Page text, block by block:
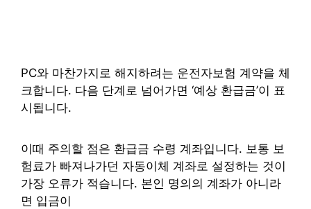
PC와 마찬가지로 해지하려는 운전자보험 계약을 체
크합니다. 다음 단계로 넘어가면 ‘예상 환급금’이 표
시됩니다.
이때 주의할 점은 환급금 수령 계좌입니다. 보통 보
험료가 빠져나가던 자동이체 계좌로 설정하는 것이
가장 오류가 적습니다. 본인 명의의 계좌가 아니라
면 입금이